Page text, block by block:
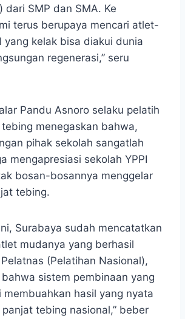
dari SMP dan SMA. Ke
terus berupaya mencari atlet-
yang kelak bisa diakui dunia
regenerasi,” seru
Pandu Asnoro selaku pelatih
menegaskan bahwa,
pihak sekolah sangatlah
mengapresiasi sekolah YPPI
bosan-bosannya menggelar
tebing.
Surabaya sudah mencatatkan
mudanya yang berhasil
(Pelatihan Nasional),
sistem pembinaan yang
membuahkan hasil yang nyata
tebing nasional,” beber